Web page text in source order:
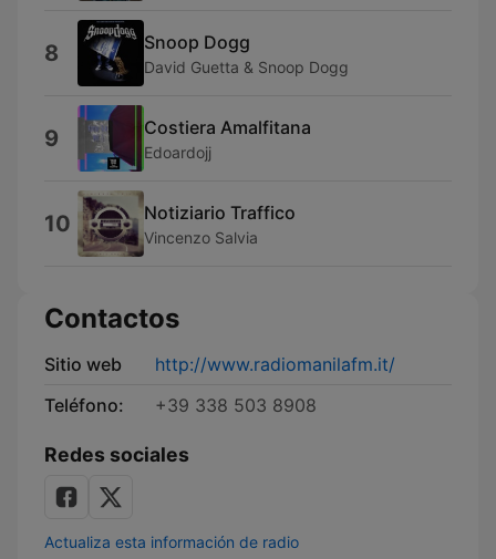
8 Snoop Dogg
David Guetta & Snoop Dogg
9 Costiera Amalfitana
Edoardojj
10 Notiziario Traffico
Vincenzo Salvia
Contactos
Sitio web
http://www.radiomanilafm.it/
Teléfono:
+39 338 503 8908
Redes sociales
Actualiza esta información de radio